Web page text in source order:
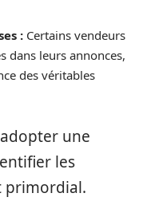
: Certains vendeurs
dans leurs annonces,
des véritables
une
les
primordial.